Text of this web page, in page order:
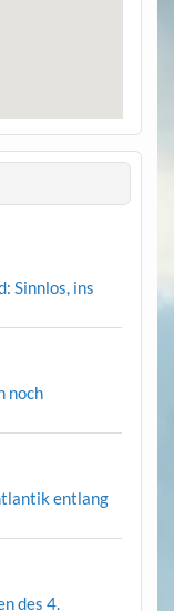
Sinnlos, ins
noch
entlang
des 4.